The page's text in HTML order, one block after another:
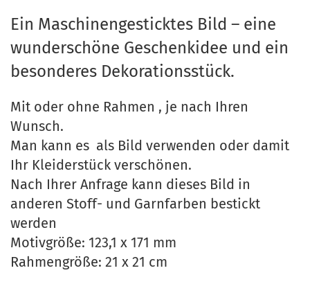
Ein Maschinengesticktes Bild – eine
wunderschöne Geschenkidee und ein
besonderes Dekorationsstück.
Mit oder ohne Rahmen , je nach Ihren
Wunsch.
Man kann es als Bild verwenden oder damit
Ihr Kleiderstück verschönen.
Nach Ihrer Anfrage kann dieses Bild in
anderen Stoff- und Garnfarben bestickt
werden
Motivgröße: 123,1 x 171 mm
Rahmengröße: 21 x 21 cm